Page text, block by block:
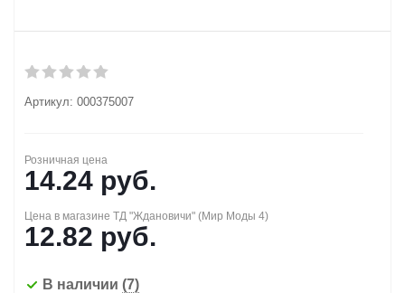
Артикул: 000375007
Розничная цена
14.24 руб.
Цена в магазине ТД "Ждановичи" (Мир Моды 4)
12.82 руб.
В наличии (7)